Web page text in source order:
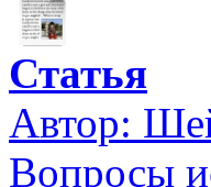
Статья
Автор:
Вопросы